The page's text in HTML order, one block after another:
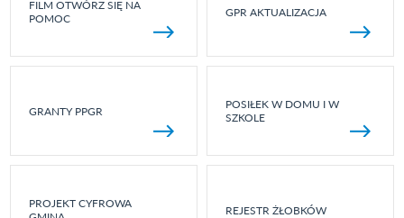
FILM OTWÓRZ SIĘ NA
POMOC
GPR AKTUALIZACJA
GRANTY PPGR
POSIŁEK W DOMU I W
SZKOLE
PROJEKT CYFROWA
REJESTR ŻŁOBKÓW